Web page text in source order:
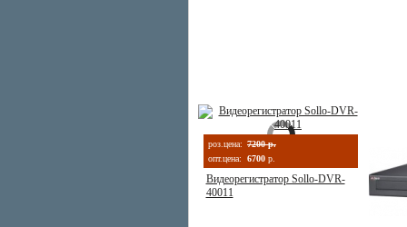
роз.цена: 7200 р.
опт.цена:
6700 р.
Видеорегистратор Sollo-DVR-
40011